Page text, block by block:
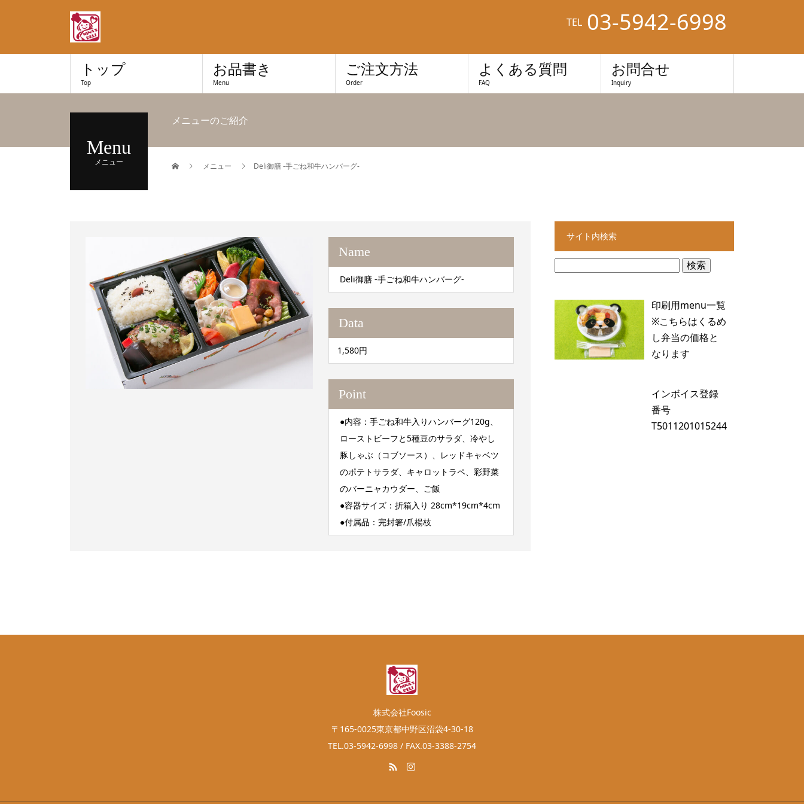
TEL 03-5942-6998
トップ
Top
お品書き
Menu
ご注文方法
Order
よくある質問
FAQ
お問合せ
Inquiry
Menu
メニュー
メニューのご紹介
メニュー Deli御膳 -手ごね和牛ハンバーグ-
Name
Deli御膳 -手ごね和牛ハンバーグ-
Data
1,580円
Point
●内容：手ごね和牛入りハンバーグ120g、
ローストビーフと5種豆のサラダ、冷やし
豚しゃぶ（コブソース）、レッドキャベツ
のポテトサラダ、キャロットラペ、彩野菜
のバーニャカウダー、ご飯
●容器サイズ：折箱入り 28cm*19cm*4cm
●付属品：完封箸/爪楊枝
サイト内検索
印刷用menu一覧
※こちらはくるめ
し弁当の価格と
なります
インボイス登録
番号
T5011201015244
株式会社Foosic
〒165-0025東京都中野区沼袋4-30-18
TEL.03-5942-6998 / FAX.03-3388-2754